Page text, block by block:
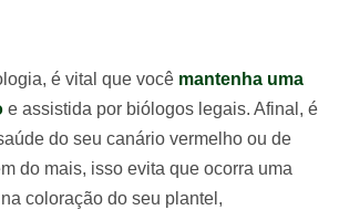
é vital que você mantenha uma
e assistida por biólogos legais. Afinal, é
do seu canário vermelho ou de
do mais, isso evita que ocorra uma
coloração do seu plantel,